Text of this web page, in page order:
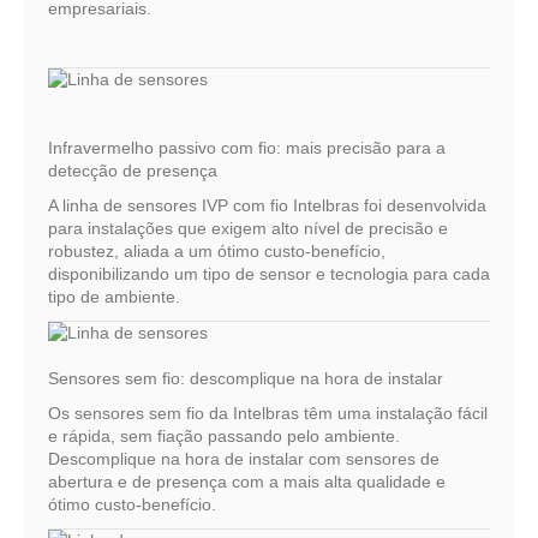
empresariais.
Infravermelho passivo com fio: mais precisão para a
detecção de presença
A linha de sensores IVP com fio Intelbras foi desenvolvida
para instalações que exigem alto nível de precisão e
robustez, aliada a um ótimo custo-benefício,
disponibilizando um tipo de sensor e tecnologia para cada
tipo de ambiente.
Sensores sem fio: descomplique na hora de instalar
Os sensores sem fio da Intelbras têm uma instalação fácil
e rápida, sem fiação passando pelo ambiente.
Descomplique na hora de instalar com sensores de
abertura e de presença com a mais alta qualidade e
ótimo custo-benefício.